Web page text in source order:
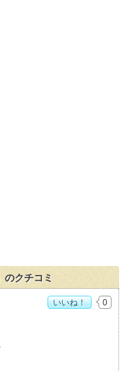
のクチコミ
おすすめ度：
いいね！ 0